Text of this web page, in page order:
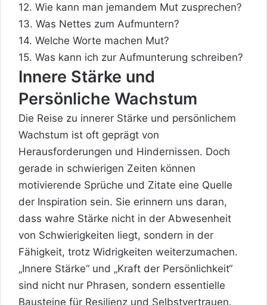
12. Wie kann man jemandem Mut zusprechen?
13. Was Nettes zum Aufmuntern?
14. Welche Worte machen Mut?
15. Was kann ich zur Aufmunterung schreiben?
Innere Stärke und
Persönliche Wachstum
Die Reise zu innerer Stärke und persönlichem
Wachstum ist oft geprägt von
Herausforderungen und Hindernissen. Doch
gerade in schwierigen Zeiten können
motivierende Sprüche und Zitate eine Quelle
der Inspiration sein. Sie erinnern uns daran,
dass wahre Stärke nicht in der Abwesenheit
von Schwierigkeiten liegt, sondern in der
Fähigkeit, trotz Widrigkeiten weiterzumachen.
„Innere Stärke“ und „Kraft der Persönlichkeit“
sind nicht nur Phrasen, sondern essentielle
Bausteine für Resilienz und Selbstvertrauen.